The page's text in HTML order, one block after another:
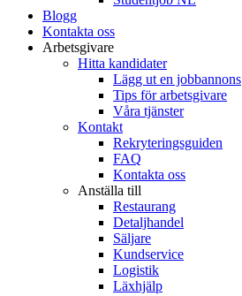
Blogg
Kontakta oss
Arbetsgivare
Hitta kandidater
Lägg ut en jobbannons
Tips för arbetsgivare
Våra tjänster
Kontakt
Rekryteringsguiden
FAQ
Kontakta oss
Anställa till
Restaurang
Detaljhandel
Säljare
Kundservice
Logistik
Läxhjälp